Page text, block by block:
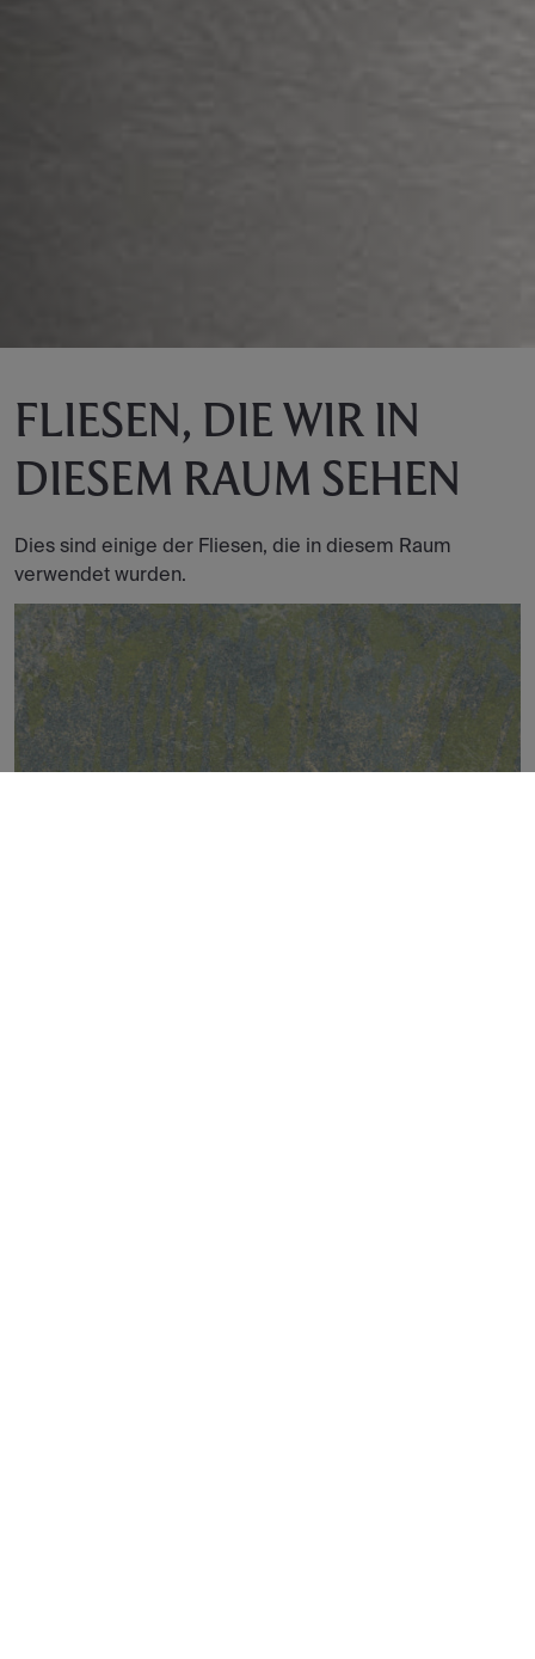
FLIESEN, DIE WIR IN
DIESEM RAUM SEHEN
Dies sind einige der Fliesen, die in diesem Raum
verwendet wurden.